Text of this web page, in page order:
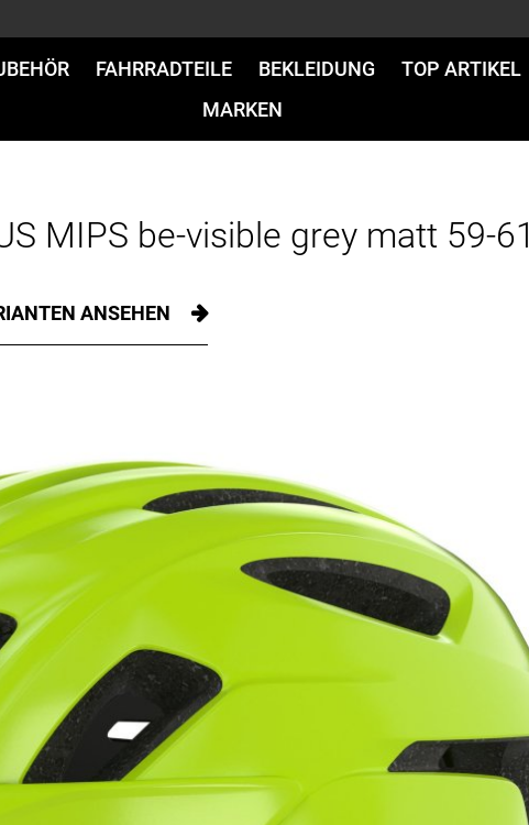
FAHRRADTEILE BEKLEIDUNG TOP ARTIKEL
MARKEN
MIPS be-visible grey matt 59-61
ANSEHEN